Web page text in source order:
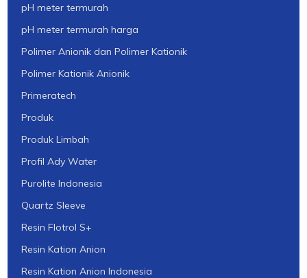
pH meter termurah
pH meter termurah harga
Polimer Anionik dan Polimer Kationik
Polimer Kationik Anionik
Primeratech
Produk
Produk Limbah
Profil Ady Water
Purolite Indonesia
Quartz Sleeve
Resin Flotrol S+
Resin Kation Anion
Resin Kation Anion Indonesia